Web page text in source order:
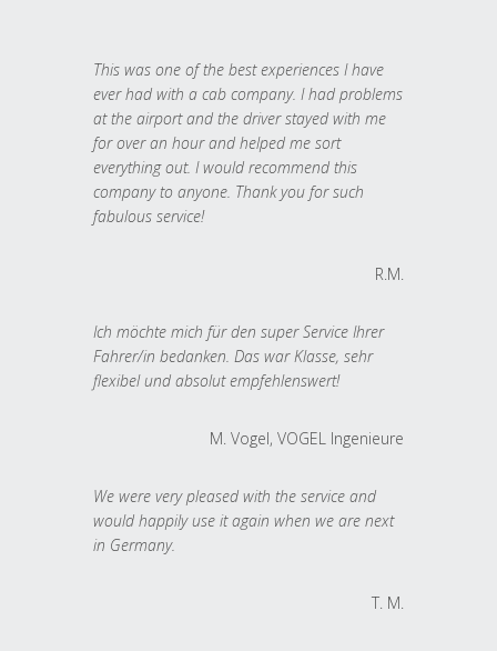
This was one of the best experiences I have
ever had with a cab company. I had problems
at the airport and the driver stayed with me
for over an hour and helped me sort
everything out. I would recommend this
company to anyone. Thank you for such
fabulous service!
R.M.
Ich möchte mich für den super Service Ihrer
Fahrer/in bedanken. Das war Klasse, sehr
flexibel und absolut empfehlenswert!
M. Vogel, VOGEL Ingenieure
We were very pleased with the service and
would happily use it again when we are next
in Germany.
T. M.